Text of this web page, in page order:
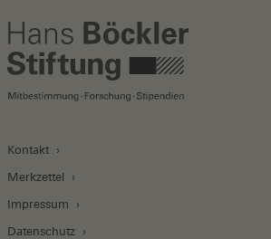
Kontakt
Merkzettel
Impressum
Datenschutz